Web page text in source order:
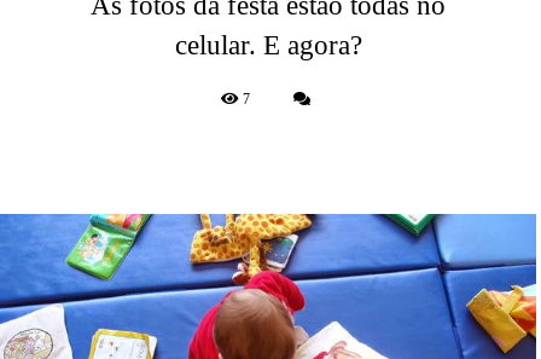
celular. E agora?
7